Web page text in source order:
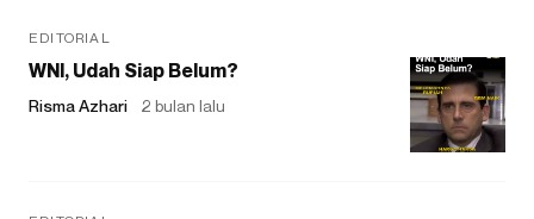
EDITORIAL
WNI, Udah Siap Belum?
Risma Azhari 2 bulan lalu